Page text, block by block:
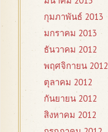
กุมภาพันธ์ 2013
มกราคม 2013
ธันวาคม 2012
พฤศจิกายน 2012
ตุลาคม 2012
กันยายน 2012
สิงหาคม 2012